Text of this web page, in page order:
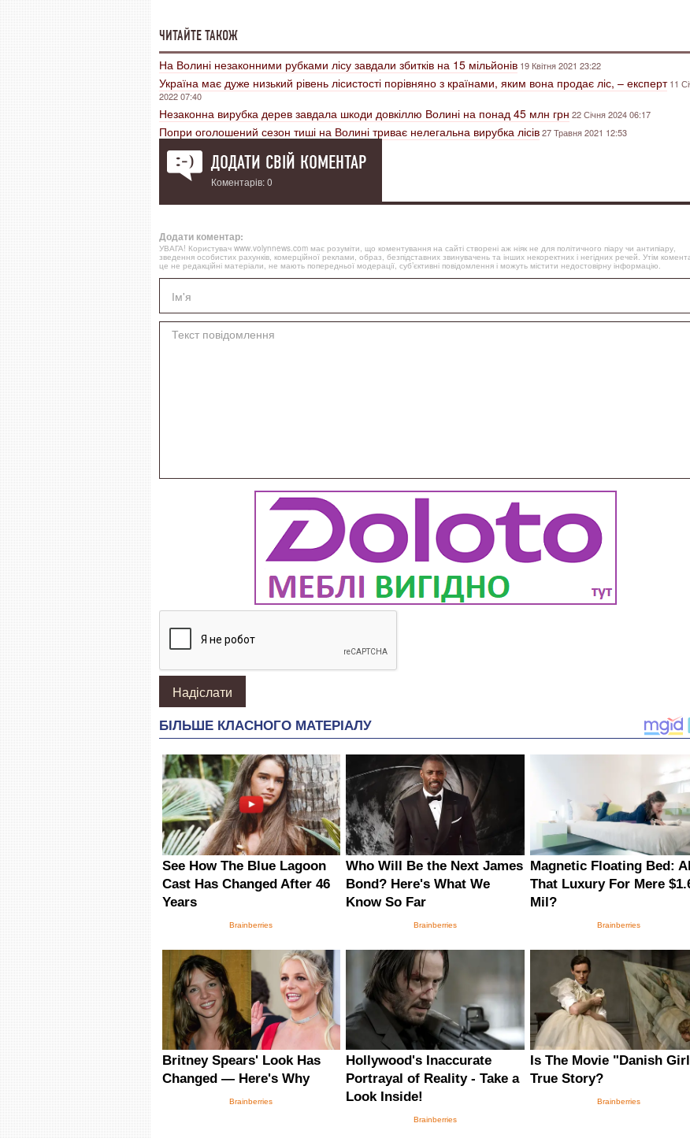
ЧИТАЙТЕ ТАКОЖ
На Волині незаконними рубками лісу завдали збитків на 15 мільйонів 19 Квітня 2021 23:22
Україна має дуже низький рівень лісистості порівняно з країнами, яким вона продає ліс, – експерт 11
2022 07:40
Незаконна вирубка дерев завдала шкоди довкіллю Волині на понад 45 млн грн 22 Січня 2024 06:17
Попри оголошений сезон тиші на Волині триває нелегальна вирубка лісів27 Травня 2021 12:53
ДОДАТИ СВІЙ КОМЕНТАР
Коментарів: 0
Додати коментар:
УВАГА! Користувач www.volynnews.com має розуміти, що коментування на сайті створені аж ніяк не для політичного піару чи антипіару,
зведення особистих рахунків, комерційної реклами, образ, безпідставних звинувачень та інших некоректних і негідних речей. Утім
це не редакційні матеріали, не мають попередньої модерації, суб’єктивні повідомлення і можуть містити недостовірну інформацію.